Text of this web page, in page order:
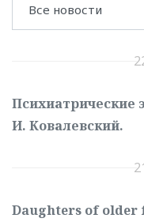
Психиатрические
И. Ковалевский.
Daughters of older